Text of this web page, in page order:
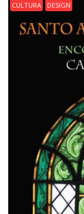
CULTURA DESIGN